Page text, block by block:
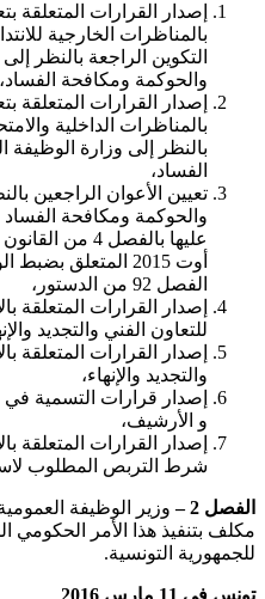
إصدار القرارات المتعلقة
بالمناظرات الخارجية
التكوين الراجعة بالنظر
والحوكمة ومكافحة الفساد،
إصدار القرارات المتعلقة
بالمناظرات الداخلية
بالنظر إلى وزارة
الفساد،
تعيين الأعوان الراجعين
والحوكمة ومكافحة
أوت 2015 المتعلق
الفصل 92 من الدستور،
إصدار القرارات المتعلقة
للتعاون الفني والتجديد
إصدار القرارات المتعلقة
والتجديد والإنهاء،
إصدار قرارات التسمية
و الأرشيف،
إصدار القرارات المتعلقة
شرط التربص المطلوب
الفصل 2 –
وزير الوظيفة
مكلف بتنفيذ هذا الأمر الحكومي
للجمهورية التونسية.